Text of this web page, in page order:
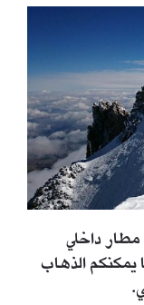
مطار داخلي
يمكنكم الذهاب